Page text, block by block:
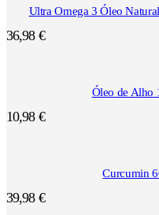
Ultra Omega 3 Óleo
36,98 €
Óleo de Alho
10,98 €
Curcumin
39,98 €